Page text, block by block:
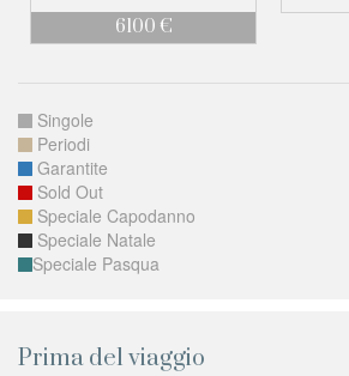
6100 €
Singole
Periodi
Garantite
Sold Out
Speciale Capodanno
Speciale Natale
Speciale Pasqua
Prima del viaggio